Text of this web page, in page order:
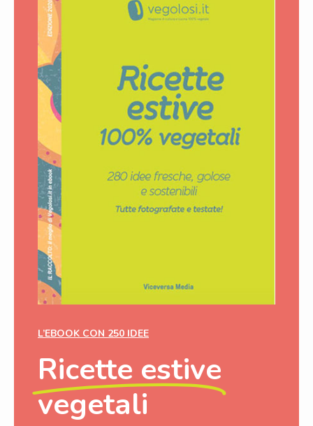
L’EBOOK CON 250 IDEE
Ricette estive
vegetali